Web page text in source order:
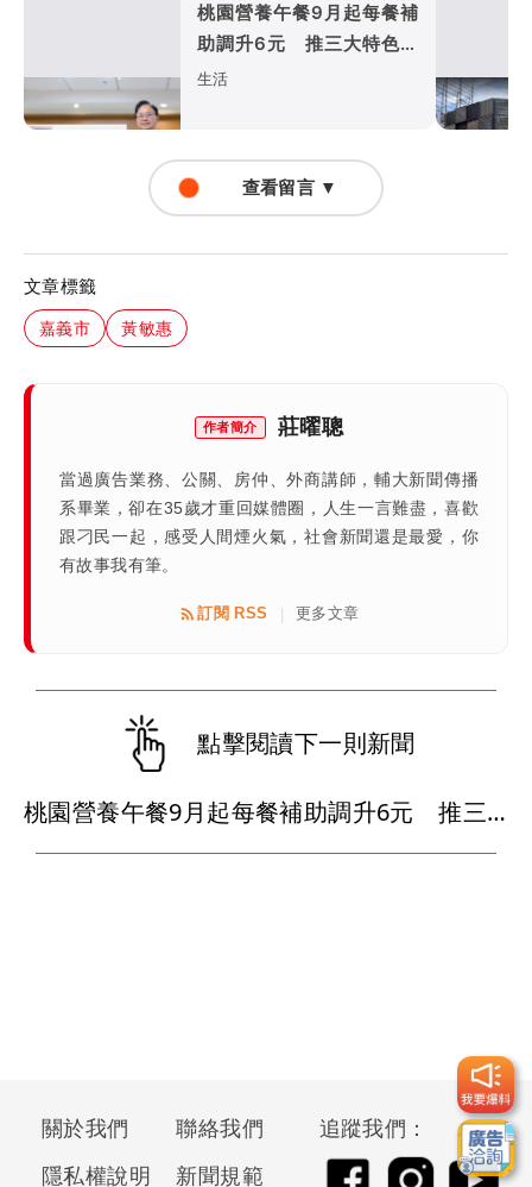
桃園營養午餐9月起每餐補
助調升6元 推三大特色升
級讓孩子愛上午餐
生活
查看留言 ▼
文章標籤
嘉義市 黃敏惠
作者簡介 莊曜聰
當過廣告業務、公關、房仲、外商講師，輔大新聞傳播
系畢業，卻在35歲才重回媒體圈，人生一言難盡，喜歡
跟刁民一起，感受人間煙火氣，社會新聞還是最愛，你
有故事我有筆。
訂閱 RSS | 更多文章
點擊閱讀下一則新聞
桃園營養午餐9月起每餐補助調升6元 推三大特色升級讓孩子愛上午餐
關於我們
聯絡我們
隱私權說明
新聞規範
追蹤我們：